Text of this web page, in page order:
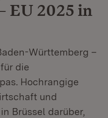
EU 2025 in
Württemberg –
die
Hochrangige
und
Brüssel darüber,